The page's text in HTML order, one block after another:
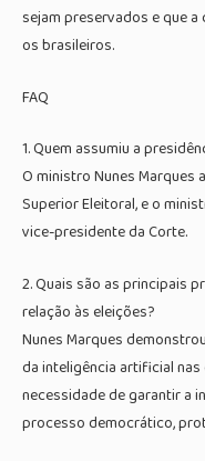
sejam preservados e que
os brasileiros.
FAQ
1. Quem assumiu a
O ministro Nunes Marques
Superior Eleitoral, e o
vice-presidente da Corte.
2. Quais são as principais
relação às eleições?
Nunes Marques
da inteligência artificial
necessidade de garantir a
processo democrático,